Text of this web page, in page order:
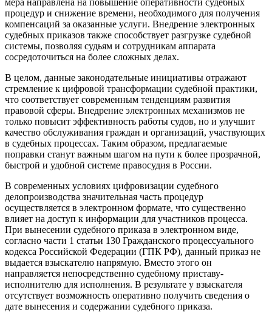
процедур и снижение времени, необходимого для получения
компенсаций за оказанные услуги. Внедрение электронных
судебных приказов также способствует разгрузке судебной
системы, позволяя судьям и сотрудникам аппарата
сосредоточиться на более сложных делах.
В целом, данные законодательные инициативы отражают
стремление к цифровой трансформации судебной практики,
что соответствует современным тенденциям развития
правовой сферы. Внедрение электронных механизмов не
только повысит эффективность работы судов, но и улучшит
качество обслуживания граждан и организаций, участвующих
в судебных процессах. Таким образом, предлагаемые
поправки станут важным шагом на пути к более прозрачной,
быстрой и удобной системе правосудия в России.
В современных условиях цифровизации судебного
делопроизводства значительная часть процедур
осуществляется в электронном формате, что существенно
влияет на доступ к информации для участников процесса.
При вынесении судебного приказа в электронном виде,
согласно части 1 статьи 130 Гражданского процессуального
кодекса Российской Федерации (ГПК РФ), данный приказ не
выдается взыскателю напрямую. Вместо этого он
направляется непосредственно судебному приставу-
исполнителю для исполнения. В результате у взыскателя
отсутствует возможность оперативно получить сведения о
дате вынесения и содержании судебного приказа.